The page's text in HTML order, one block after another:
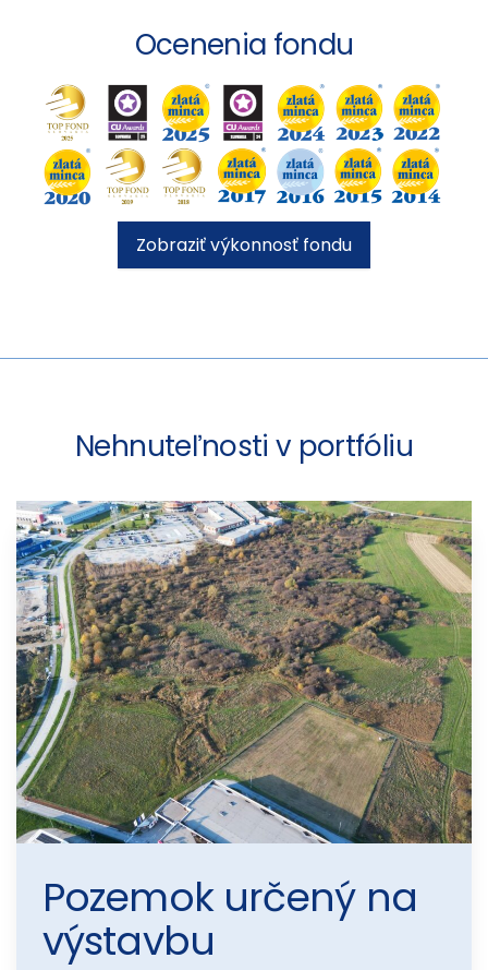
Ocenenia fondu
Zobraziť výkonnosť fondu
Nehnuteľnosti v portfóliu
Pozemok určený na
výstavbu